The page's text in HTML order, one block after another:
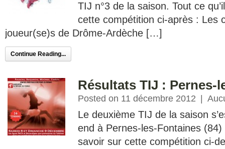
TIJ n°3 de la saison. Tout ce
cette compétition ci-après : Les
joueur(se)s de Drôme-Ardèche […]
Continue Reading...
Résultats TIJ : Pernes-
Posted on 11 décembre 2012
Le deuxième TIJ de la saison
end à Pernes-les-Fontaines (84)
savoir sur cette compétition ci-